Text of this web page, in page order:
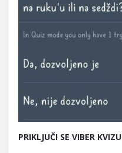
PRIKLJUČI SE VIBER KVIZU